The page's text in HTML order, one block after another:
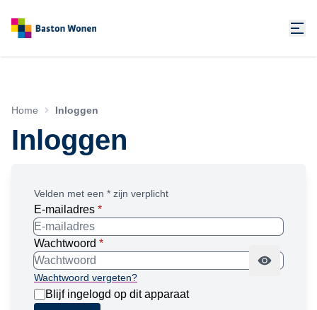
Home Inloggen
Inloggen
Velden met een * zijn verplicht
E-mailadres *
Wachtwoord *
Wachtwoord vergeten?
Blijf ingelogd op dit apparaat